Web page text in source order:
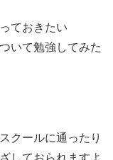
ておきたい
いて勉強してみた
クールに通ったり